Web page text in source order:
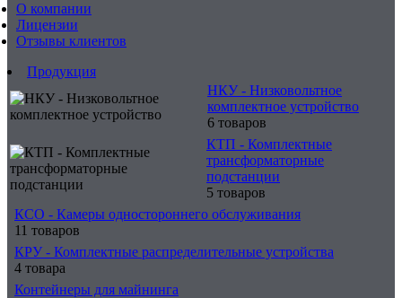
О компании
Лицензии
Отзывы клиентов
Продукция
НКУ - Низковольтное
комплектное устройство
6 товаров
КТП - Комплектные
трансформаторные
подстанции
5 товаров
КСО - Камеры одностороннего обслуживания
11 товаров
КРУ - Комплектные распределительные устройства
4 товара
Контейнеры для майнинга